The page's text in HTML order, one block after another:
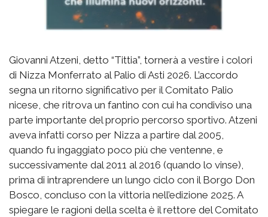
Giovanni Atzeni, detto “Tittia”, tornerà a vestire i colori
di Nizza Monferrato al Palio di Asti 2026. L’accordo
segna un ritorno significativo per il Comitato Palio
nicese, che ritrova un fantino con cui ha condiviso una
parte importante del proprio percorso sportivo. Atzeni
aveva infatti corso per Nizza a partire dal 2005,
quando fu ingaggiato poco più che ventenne, e
successivamente dal 2011 al 2016 (quando lo vinse),
prima di intraprendere un lungo ciclo con il Borgo Don
Bosco, concluso con la vittoria nell’edizione 2025. A
spiegare le ragioni della scelta è il rettore del Comitato